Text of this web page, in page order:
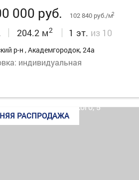
000 руб. 102 840 руб./м2
204.2 м2 1 эт. из 10
р-н , Академгородок, 24а
индивидуальная
РАСПРОДАЖА